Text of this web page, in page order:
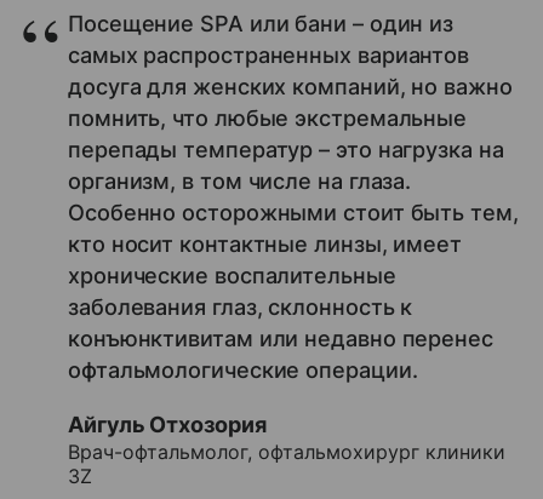
Посещение SPA или бани – один из
самых распространенных вариантов
досуга для женских компаний, но важно
помнить, что любые экстремальные
перепады температур – это нагрузка на
организм, в том числе на глаза.
Особенно осторожными стоит быть тем,
кто носит контактные линзы, имеет
хронические воспалительные
заболевания глаз, склонность к
конъюнктивитам или недавно перенес
офтальмологические операции.
Айгуль Отхозория
Врач-офтальмолог, офтальмохирург клиники
3Z